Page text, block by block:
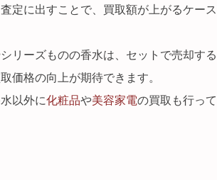
定に出すことで、買取額が上がるケース
リーズものの香水は、セットで売却する
価格の向上が期待できます。
以外に化粧品や美容家電の買取も行って